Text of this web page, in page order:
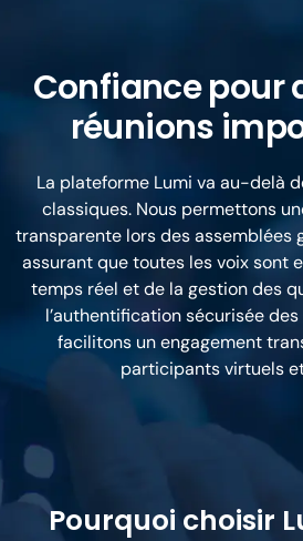
Confiance pour
réunions
La plateforme Lumi va au-delà
classiques. Nous permettons
transparente lors des assemblées
assurant que toutes les voix sont
temps réel et de la gestion des
l’authentification sécurisée
facilitons un engagement
participants virtuels
Pourquoi choisir